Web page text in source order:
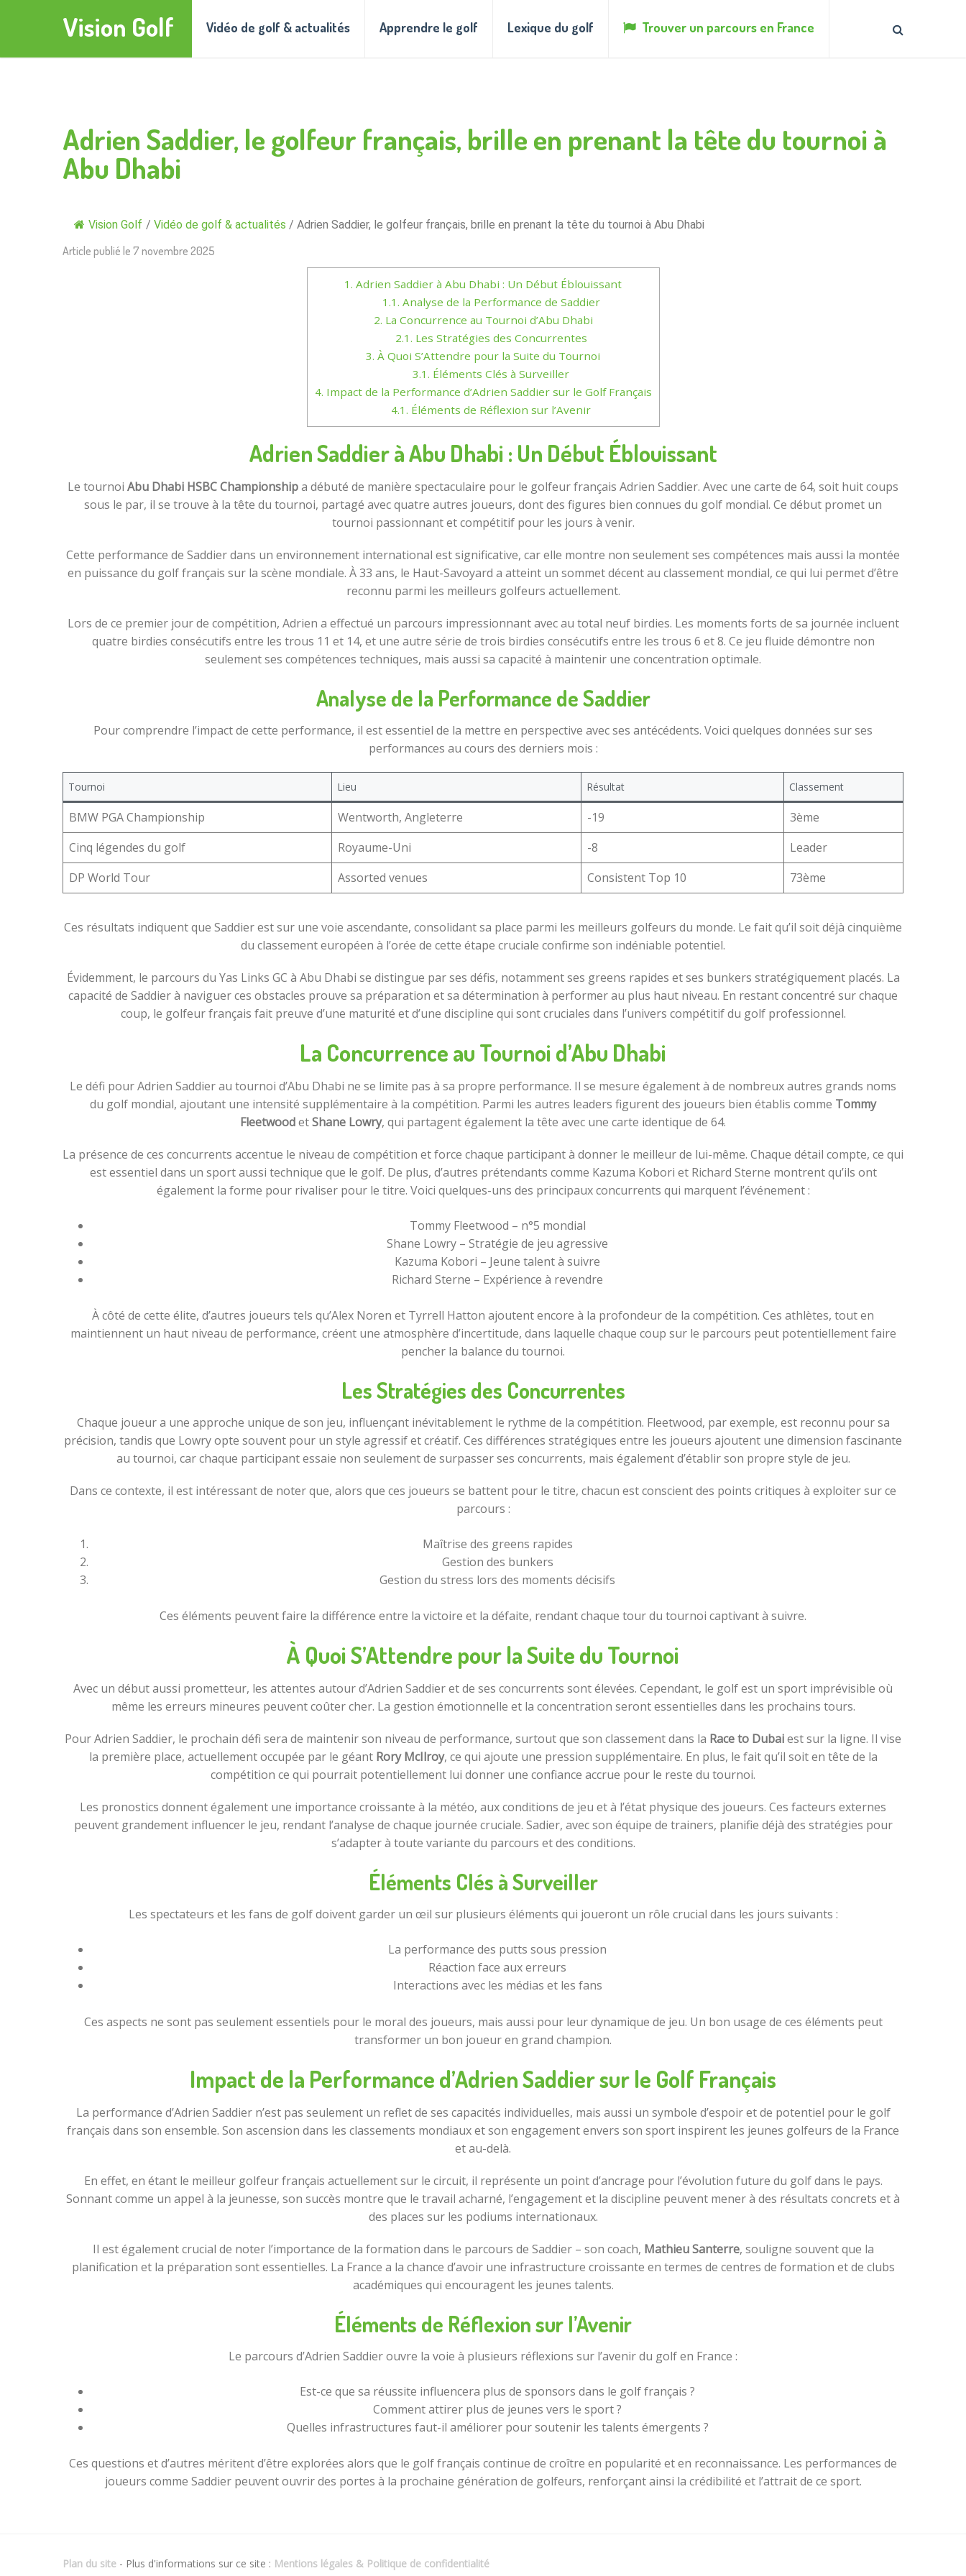
Vision Golf Vidéo de golf & actualités Apprendre le golf Lexique du golf Trouver un parcours en France
Adrien Saddier, le golfeur français, brille en prenant la tête du tournoi à
Abu Dhabi
Vision Golf / Vidéo de golf & actualités / Adrien Saddier, le golfeur français, brille en prenant la tête du tournoi à Abu Dhabi
Article publié le 7 novembre 2025
1. Adrien Saddier à Abu Dhabi : Un Début Éblouissant
1.1. Analyse de la Performance de Saddier
2. La Concurrence au Tournoi d’Abu Dhabi
2.1. Les Stratégies des Concurrentes
3. À Quoi S’Attendre pour la Suite du Tournoi
3.1. Éléments Clés à Surveiller
4. Impact de la Performance d’Adrien Saddier sur le Golf Français
4.1. Éléments de Réflexion sur l’Avenir
Adrien Saddier à Abu Dhabi : Un Début Éblouissant
Le tournoi Abu Dhabi HSBC Championshipa débuté de manière spectaculaire pour le golfeur français Adrien Saddier. Avec une carte de 64, soit huit coups
sous le par, il se trouve à la tête du tournoi, partagé avec quatre autres joueurs, dont des figures bien connues du golf mondial. Ce début promet un
tournoi passionnant et compétitif pour les jours à venir.
Cette performance de Saddier dans un environnement international est significative, car elle montre non seulement ses compétences mais aussi la montée
en puissance du golf français sur la scène mondiale. À 33 ans, le Haut-Savoyard a atteint un sommet décent au classement mondial, ce qui lui permet d’être
reconnu parmi les meilleurs golfeurs actuellement.
Lors de ce premier jour de compétition, Adrien a effectué un parcours impressionnant avec au total neuf birdies. Les moments forts de sa journée incluent
quatre birdies consécutifs entre les trous 11 et 14, et une autre série de trois birdies consécutifs entre les trous 6 et 8. Ce jeu fluide démontre non
seulement ses compétences techniques, mais aussi sa capacité à maintenir une concentration optimale.
Analyse de la Performance de Saddier
Pour comprendre l’impact de cette performance, il est essentiel de la mettre en perspective avec ses antécédents. Voici quelques données sur ses
performances au cours des derniers mois :
Tournoi Lieu Résultat Classement
BMW PGA Championship Wentworth, Angleterre -19
3ème
Cinq légendes du golf
Royaume-Uni -8
Leader
DP World Tour
Assorted venues Consistent Top 10 73ème
Ces résultats indiquent que Saddier est sur une voie ascendante, consolidant sa place parmi les meilleurs golfeurs du monde. Le fait qu’il soit déjà cinquième
du classement européen à l’orée de cette étape cruciale confirme son indéniable potentiel.
Évidemment, le parcours du Yas Links GC à Abu Dhabi se distingue par ses défis, notamment ses greens rapides et ses bunkers stratégiquement placés. La
capacité de Saddier à naviguer ces obstacles prouve sa préparation et sa détermination à performer au plus haut niveau. En restant concentré sur chaque
coup, le golfeur français fait preuve d’une maturité et d’une discipline qui sont cruciales dans l’univers compétitif du golf professionnel.
La Concurrence au Tournoi d’Abu Dhabi
Le défi pour Adrien Saddier au tournoi d’Abu Dhabi ne se limite pas à sa propre performance. Il se mesure également à de nombreux autres grands noms
du golf mondial, ajoutant une intensité supplémentaire à la compétition. Parmi les autres leaders figurent des joueurs bien établis comme Tommy
FleetwoodetShane Lowry, qui partagent également la tête avec une carte identique de 64.
La présence de ces concurrents accentue le niveau de compétition et force chaque participant à donner le meilleur de lui-même. Chaque détail compte, ce qui
est essentiel dans un sport aussi technique que le golf. De plus, d’autres prétendants comme Kazuma Kobori et Richard Sterne montrent qu’ils ont
également la forme pour rivaliser pour le titre. Voici quelques-uns des principaux concurrents qui marquent l’événement :
Tommy Fleetwood – n°5 mondial
Shane Lowry – Stratégie de jeu agressive
Kazuma Kobori – Jeune talent à suivre
Richard Sterne – Expérience à revendre
À côté de cette élite, d’autres joueurs tels qu’Alex Noren et Tyrrell Hatton ajoutent encore à la profondeur de la compétition. Ces athlètes, tout en
maintiennent un haut niveau de performance, créent une atmosphère d’incertitude, dans laquelle chaque coup sur le parcours peut potentiellement faire
pencher la balance du tournoi.
Les Stratégies des Concurrentes
Chaque joueur a une approche unique de son jeu, influençant inévitablement le rythme de la compétition. Fleetwood, par exemple, est reconnu pour sa
précision, tandis que Lowry opte souvent pour un style agressif et créatif. Ces différences stratégiques entre les joueurs ajoutent une dimension fascinante
au tournoi, car chaque participant essaie non seulement de surpasser ses concurrents, mais également d’établir son propre style de jeu.
Dans ce contexte, il est intéressant de noter que, alors que ces joueurs se battent pour le titre, chacun est conscient des points critiques à exploiter sur ce
parcours :
Maîtrise des greens rapides
Gestion des bunkers
Gestion du stress lors des moments décisifs
Ces éléments peuvent faire la différence entre la victoire et la défaite, rendant chaque tour du tournoi captivant à suivre.
À Quoi S’Attendre pour la Suite du Tournoi
Avec un début aussi prometteur, les attentes autour d’Adrien Saddier et de ses concurrents sont élevées. Cependant, le golf est un sport imprévisible où
même les erreurs mineures peuvent coûter cher. La gestion émotionnelle et la concentration seront essentielles dans les prochains tours.
Pour Adrien Saddier, le prochain défi sera de maintenir son niveau de performance, surtout que son classement dans la Race to Dubaiest sur la ligne. Il vise
la première place, actuellement occupée par le géant Rory McIlroy, ce qui ajoute une pression supplémentaire. En plus, le fait qu’il soit en tête de la
compétition ce qui pourrait potentiellement lui donner une confiance accrue pour le reste du tournoi.
Les pronostics donnent également une importance croissante à la météo, aux conditions de jeu et à l’état physique des joueurs. Ces facteurs externes
peuvent grandement influencer le jeu, rendant l’analyse de chaque journée cruciale. Sadier, avec son équipe de trainers, planifie déjà des stratégies pour
s’adapter à toute variante du parcours et des conditions.
Éléments Clés à Surveiller
Les spectateurs et les fans de golf doivent garder un œil sur plusieurs éléments qui joueront un rôle crucial dans les jours suivants :
La performance des putts sous pression
Réaction face aux erreurs
Interactions avec les médias et les fans
Ces aspects ne sont pas seulement essentiels pour le moral des joueurs, mais aussi pour leur dynamique de jeu. Un bon usage de ces éléments peut
transformer un bon joueur en grand champion.
Impact de la Performance d’Adrien Saddier sur le Golf Français
La performance d’Adrien Saddier n’est pas seulement un reflet de ses capacités individuelles, mais aussi un symbole d’espoir et de potentiel pour le golf
français dans son ensemble. Son ascension dans les classements mondiaux et son engagement envers son sport inspirent les jeunes golfeurs de la France
et au-delà.
En effet, en étant le meilleur golfeur français actuellement sur le circuit, il représente un point d’ancrage pour l’évolution future du golf dans le pays.
Sonnant comme un appel à la jeunesse, son succès montre que le travail acharné, l’engagement et la discipline peuvent mener à des résultats concrets et à
des places sur les podiums internationaux.
Il est également crucial de noter l’importance de la formation dans le parcours de Saddier – son coach, Mathieu Santerre, souligne souvent que la
planification et la préparation sont essentielles. La France a la chance d’avoir une infrastructure croissante en termes de centres de formation et de clubs
académiques qui encouragent les jeunes talents.
Éléments de Réflexion sur l’Avenir
Le parcours d’Adrien Saddier ouvre la voie à plusieurs réflexions sur l’avenir du golf en France :
Est-ce que sa réussite influencera plus de sponsors dans le golf français ?
Comment attirer plus de jeunes vers le sport ?
Quelles infrastructures faut-il améliorer pour soutenir les talents émergents ?
Ces questions et d’autres méritent d’être explorées alors que le golf français continue de croître en popularité et en reconnaissance. Les performances de
joueurs comme Saddier peuvent ouvrir des portes à la prochaine génération de golfeurs, renforçant ainsi la crédibilité et l’attrait de ce sport.
Plan du site - Plus d'informations sur ce site : Mentions légales & Politique de confidentialité